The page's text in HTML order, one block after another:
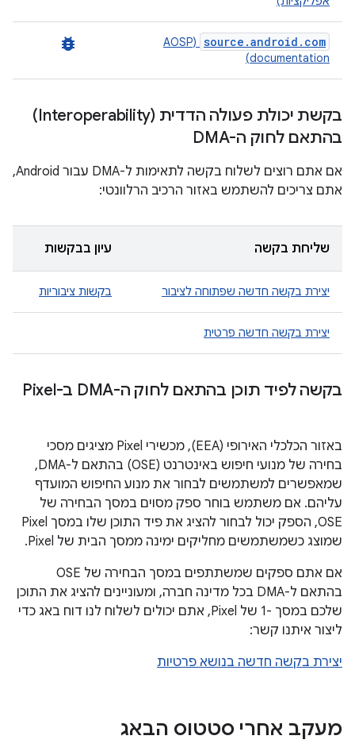
source.android.com
(AOSP
documentation)
bug_report
בקשת יכולת פעולה הדדית (Interoperability)
בהתאם לחוק ה-DMA
אם אתם רוצים לשלוח בקשה לתאימות ל-DMA עבור Android,
אתם צריכים להשתמש באזור הרכיב הרלוונטי:
שליחת בקשה עיון בבקשות
יצירת בקשה חדשה שפתוחה לציבור בקשות ציבוריות
יצירת בקשה חדשה פרטית
בקשה לפיד תוכן בהתאם לחוק ה-DMA ב-Pixel
באזור הכלכלי האירופי (EEA), מכשירי Pixel מציגים מסכי
בחירה של מנועי חיפוש באינטרנט (OSE) בהתאם ל-DMA,
שמאפשרים למשתמשים לבחור את מנוע החיפוש המועדף
עליהם. אם משתמש בוחר ספק מסוים במסך הבחירה של
OSE, הספק יכול לבחור להציג את פיד התוכן שלו במסך Pixel
שמוצג כשמשתמשים מחליקים ימינה ממסך הבית של Pixel.
אם אתם ספקים שמשתתפים במסך הבחירה של OSE
בהתאם ל-DMA בכל מדינה חברה, ומעוניינים להציג את התוכן
שלכם במסך -1 של Pixel, אתם יכולים לשלוח לנו דוח באג כדי
ליצור איתנו קשר:
יצירת בקשה חדשה בנושא פרטיות
מעקב אחרי סטטוס הבאג